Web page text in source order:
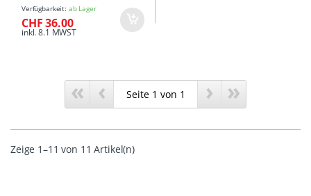
Verfügbarkeit: ab Lager
CHF 36.00
inkl. 8.1 MWST
« ‹ › »
Zeige 1–11 von 11 Artikel(n)